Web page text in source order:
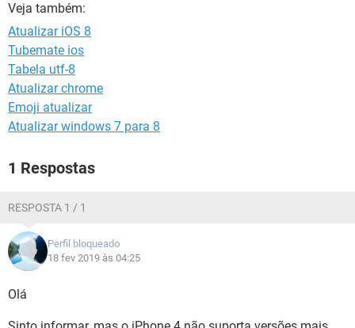
INSTAGRAM
GUIA DE COMPRAS
Veja também:
Atualizar iOS 8
Tubemate ios
Tabela utf-8
Atualizar chrome
Emoji atualizar
Atualizar windows 7 para 8
1 Respostas
RESPOSTA 1 / 1
Perfil bloqueado
18 fev 2019 às 04:25
Olá